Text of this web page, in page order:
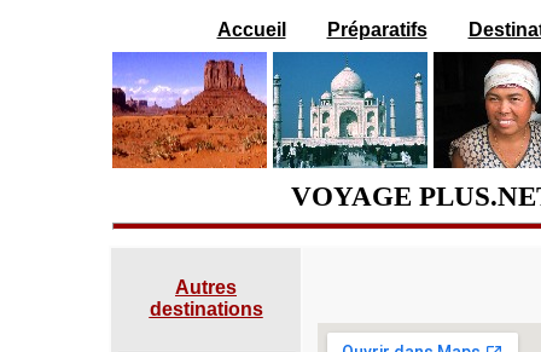
Accueil Préparatifs
VOYAGE
Autres
destinations